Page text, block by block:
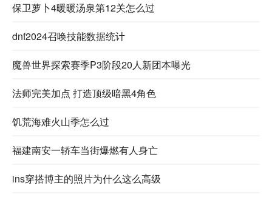
保卫萝卜4暖暖汤泉第12关怎么过
dnf2024召唤技能数据统计
魔兽世界探索赛季P3阶段20人新团本曝光
法师完美加点 打造顶级暗黑4角色
饥荒海难火山季怎么过
福建南安一轿车当街爆燃有人身亡
ins穿搭博主的照片为什么这么高级